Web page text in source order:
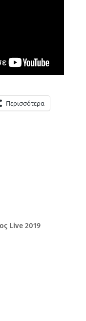
Περισσότερα
Live 2019